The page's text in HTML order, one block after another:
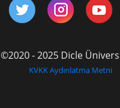
©2020 - 2025 Dicle
KVKK Aydınlatma Metni